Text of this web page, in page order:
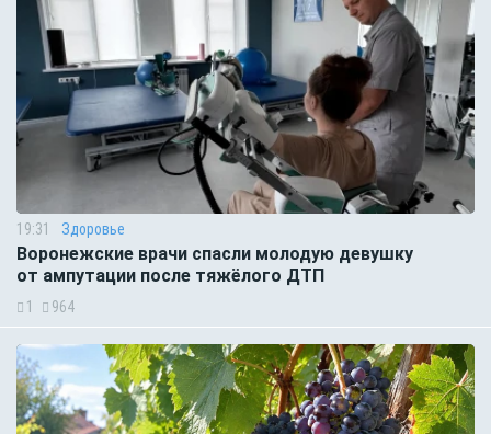
19:31 Здоровье
Воронежские врачи спасли молодую девушку
от ампутации после тяжёлого ДТП
1 964